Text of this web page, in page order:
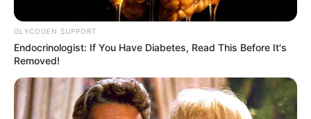
GLYCOGEN SUPPORT
Endocrinologist: If You Have Diabetes, Read This Before It's
Removed!